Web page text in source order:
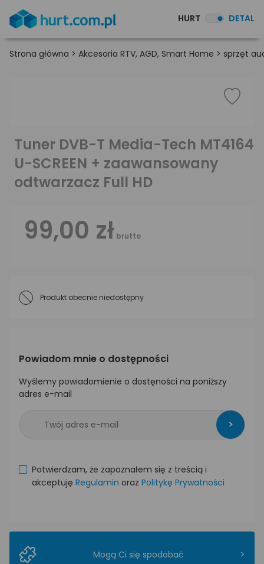
HURT DETAL
Strona główna > Akcesoria RTV, AGD, Smart Home > sprzęt
Tuner DVB-T Media-Tech MT4164
U-SCREEN + zaawansowany
odtwarzacz Full HD
99,00 zł brutto
Produkt obecnie niedostępny
Powiadom mnie o dostępności
Wyślemy powiadomienie o dostęności na poniższy
adres e-mail
>
Potwierdzam, że zapoznałem się z treścią i
akceptuję Regulamin oraz Politykę Prywatności
Mogą Ci się spodobać >